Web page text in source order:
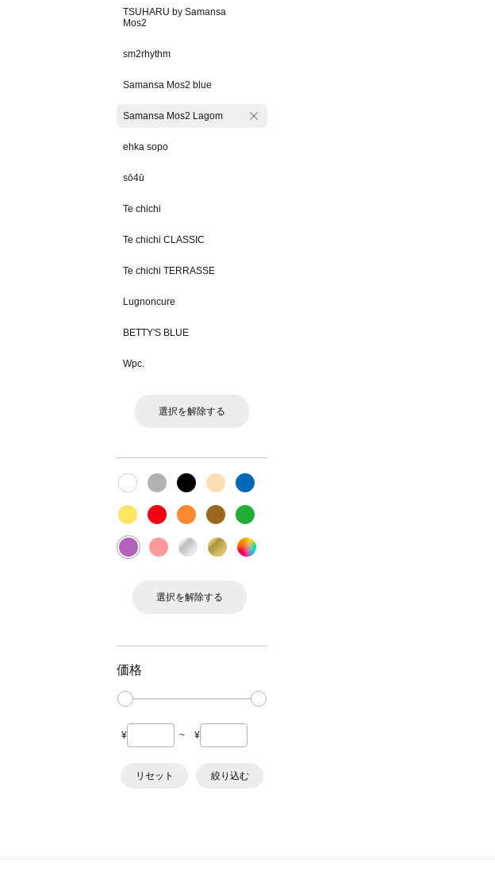
TSUHARU by Samansa
Mos2
sm2rhythm
Samansa Mos2 blue
Samansa Mos2 Lagom
ehka sopo
sō4ū
Te chichi
Te chichi CLASSIC
Te chichi TERRASSE
Lugnoncure
BETTY'S BLUE
Wpc.
選択を解除する
選択を解除する
価格
¥ ~ ¥
リセット 絞り込む